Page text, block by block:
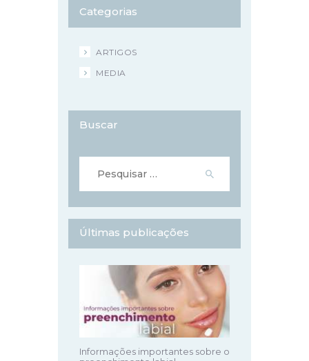
Categorias
ARTIGOS
MEDIA
Buscar
por:
Últimas publicações
Informações importantes sobre o